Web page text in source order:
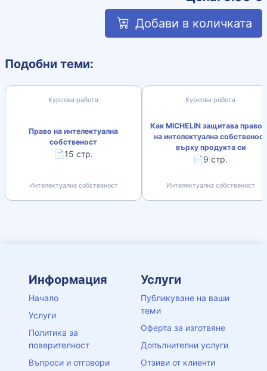
Добави в количката
Подобни теми:
Курсова работа
Право на интелектуална
собственост
📄15 стр.
Интелектуална собственост
Курсова работа
Как MICHELIN защитава
на интелектуална собственост
върху продукта си
📄9 стр.
Интелектуална собственост
Информация
Начало
Услуги
Политика за
поверителност
Въпроси и отговори
Услуги
Публикуване на ваши
теми
Оферта за изготвяне
Допълнителни услуги
Отзиви от клиенти